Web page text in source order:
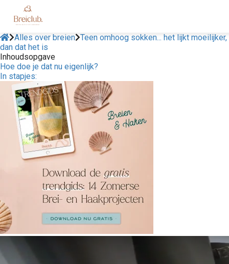
Alles over breien Teen omhoog sokken... het lijkt moeilijker,
dan dat het is
Inhoudsopgave
Hoe doe je dat nu eigenlijk?
In stapjes: